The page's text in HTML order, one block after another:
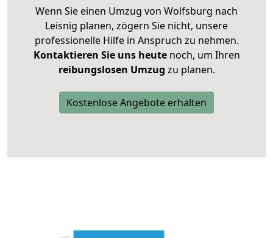
Wenn Sie einen Umzug von Wolfsburg nach
Leisnig planen, zögern Sie nicht, unsere
professionelle Hilfe in Anspruch zu nehmen.
Kontaktieren Sie uns heutenoch, um Ihren
reibungslosen Umzug zu planen.
Kostenlose Angebote erhalten